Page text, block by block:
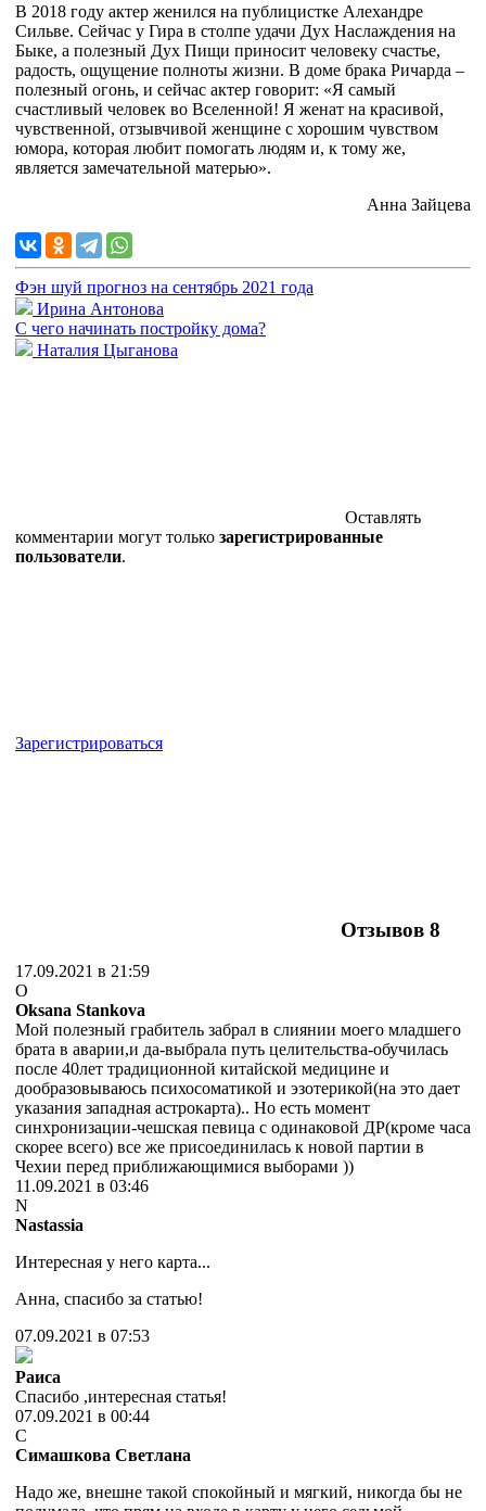
В 2018 году актер женился на публицистке Алехандре
Сильве. Сейчас у Гира в столпе удачи Дух Наслаждения на
Быке, а полезный Дух Пищи приносит человеку счастье,
радость, ощущение полноты жизни. В доме брака Ричарда –
полезный огонь, и сейчас актер говорит: «Я самый
счастливый человек во Вселенной! Я женат на красивой,
чувственной, отзывчивой женщине с хорошим чувством
юмора, которая любит помогать людям и, к тому же,
является замечательной матерью».
Анна Зайцева
Фэн шуй прогноз на сентябрь 2021 года
Ирина Антонова
С чего начинать постройку дома?
Наталия Цыганова
Оставлять
комментарии могут только зарегистрированные
пользователи.
Зарегистрироваться
Отзывов 8
17.09.2021 в 21:59
O
Oksana Stankova
Мой полезный грабитель забрал в слиянии моего младшего
брата в аварии,и да-выбрала путь целительства-обучилась
после 40лет традиционной китайской медицине и
дообразовываюсь психосоматикой и эзотерикой(на это дает
указания западная астрокарта).. Но есть момент
синхронизации-чешская певица с одинаковой ДР(кроме часа
скорее всего) все же присоединилась к новой партии в
Чехии перед приближающимися выборами ))
11.09.2021 в 03:46
N
Nastassia
Интересная у него карта...
Анна, спасибо за статью!
07.09.2021 в 07:53
Раиса
Спасибо ,интересная статья!
07.09.2021 в 00:44
С
Симашкова Светлана
Надо же, внешне такой спокойный и мягкий, никогда бы не